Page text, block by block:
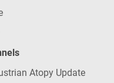
Atopy Update